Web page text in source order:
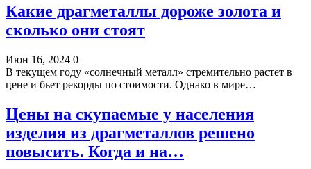
Какие драгметаллы дороже золота и
сколько они стоят
Июн 16, 2024 0
В текущем году «солнечный металл» стремительно растет в
цене и бьет рекорды по стоимости. Однако в мире…
Цены на скупаемые у населения
изделия из драгметаллов решено
повысить. Когда и на…